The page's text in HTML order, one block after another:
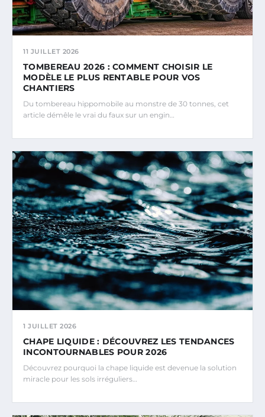
11 JUILLET 2026
TOMBEREAU 2026 : COMMENT CHOISIR LE
MODÈLE LE PLUS RENTABLE POUR VOS
CHANTIERS
Du tombereau hippomobile au monstre de 30 tonnes, cet
article démêle le vrai du faux sur un engin…
1 JUILLET 2026
CHAPE LIQUIDE : DÉCOUVREZ LES TENDANCES
INCONTOURNABLES POUR 2026
Découvrez pourquoi la chape liquide est devenue la solution
miracle pour les sols irréguliers…